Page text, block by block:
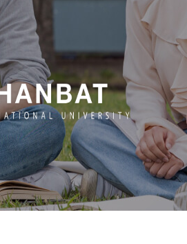
학부활동 자료실